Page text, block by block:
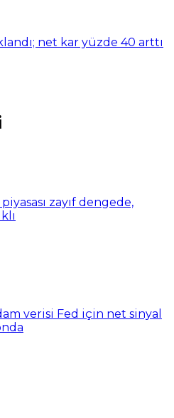
net kar yüzde 40 arttı
zayıf dengede,
verisi Fed için net sinyal